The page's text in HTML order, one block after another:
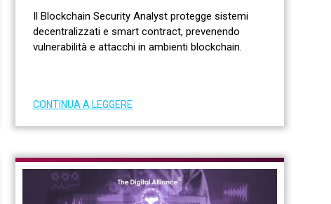
Il Blockchain Security Analyst protegge sistemi
decentralizzati e smart contract, prevenendo
vulnerabilità e attacchi in ambienti blockchain.
CONTINUA A LEGGERE